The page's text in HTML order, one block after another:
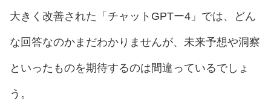
大きく改善された「チャットGPTー4」では、どん
な回答なのかまだわかりませんが、未来予想や洞察
といったものを期待するのは間違っているでしょ
う。